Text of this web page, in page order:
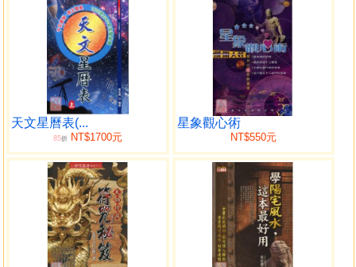
我們能讓世界再次健康己來
我們辛勤工作，用真誠，純潔，道德
我們是慈愛的母親和勇敢父親之結晶
我們是愛和勇敢的化身
我們是上天和科學的禮物
我們是問題的答案
我們像全人類做出承諾
我們走向一個全新的世界
我們跟隨著同一面鼓的節拍
這個世界將會聽到我們的福音
我們在肩膀上撫育著我們的追隨者
我們是宇宙聯盟中強大的人
我們有把握，更多的把握
我們只會勝不會敗
天文星曆表(...
85折NT$1700元
星象觀心術
NT$550元